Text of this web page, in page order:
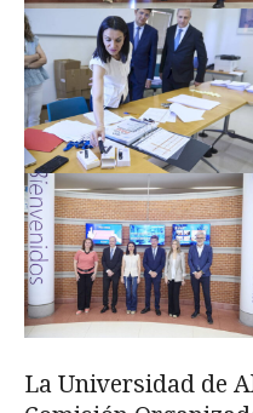
La Universidad de